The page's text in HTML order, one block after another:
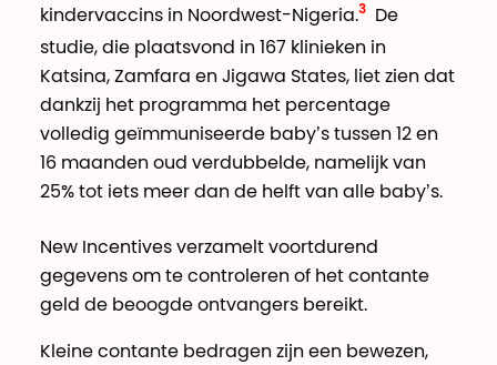
kindervaccins in Noordwest-Nigeria.
De
studie, die plaatsvond in 167 klinieken in
Katsina, Zamfara en Jigawa States, liet zien dat
dankzij het programma het percentage
volledig geïmmuniseerde baby’s tussen 12 en
16 maanden oud verdubbelde, namelijk van
25% tot iets meer dan de helft van alle baby’s.
New Incentives verzamelt voortdurend
gegevens om te controleren of het contante
geld de beoogde ontvangers bereikt.
Kleine contante bedragen zijn een bewezen,